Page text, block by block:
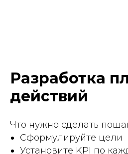
Разработка
действий
Что нужно сделать
Сформулируйте цели
Установите KPI по